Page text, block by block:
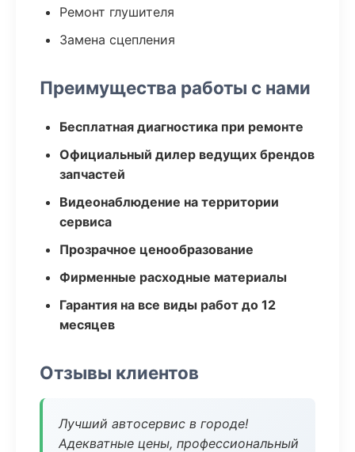
Ремонт глушителя
Замена сцепления
Преимущества работы с нами
Бесплатная диагностика при ремонте
Официальный дилер ведущих брендов
запчастей
Видеонаблюдение на территории
сервиса
Прозрачное ценообразование
Фирменные расходные материалы
Гарантия на все виды работ до 12
месяцев
Отзывы клиентов
Лучший автосервис в городе!
Адекватные цены, профессиональный